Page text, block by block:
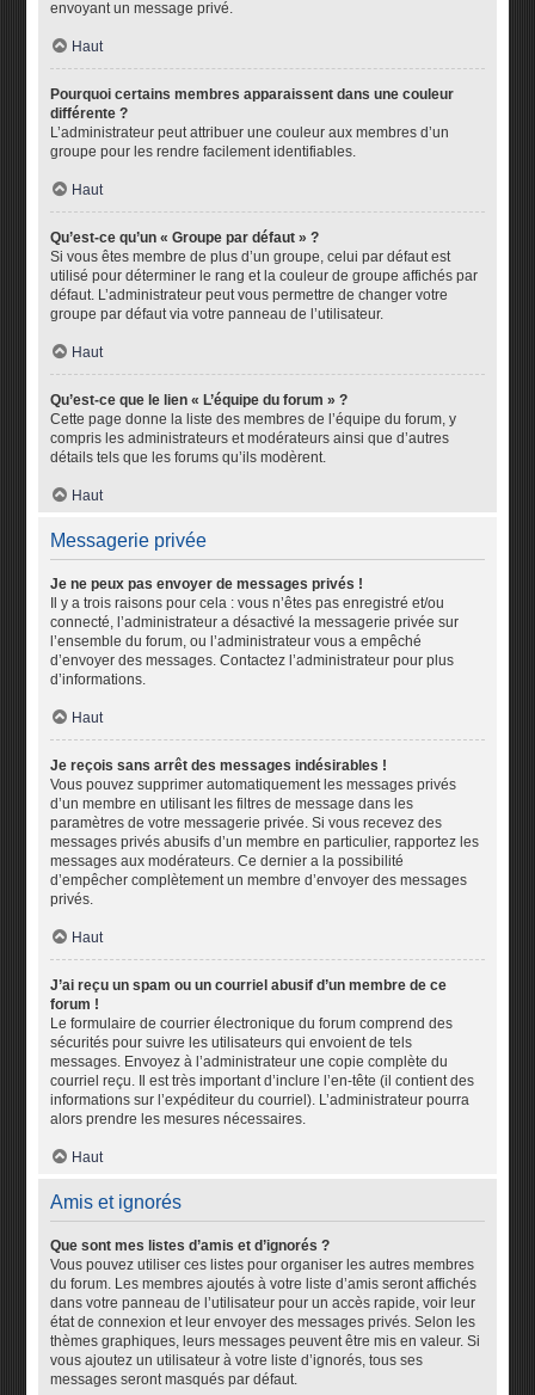
envoyant un message privé.
Haut
Pourquoi certains membres apparaissent dans une couleur
différente ?
L’administrateur peut attribuer une couleur aux membres d’un
groupe pour les rendre facilement identifiables.
Haut
Qu’est-ce qu’un « Groupe par défaut » ?
Si vous êtes membre de plus d’un groupe, celui par défaut est
utilisé pour déterminer le rang et la couleur de groupe affichés par
défaut. L’administrateur peut vous permettre de changer votre
groupe par défaut via votre panneau de l’utilisateur.
Haut
Qu’est-ce que le lien « L’équipe du forum » ?
Cette page donne la liste des membres de l’équipe du forum, y
compris les administrateurs et modérateurs ainsi que d’autres
détails tels que les forums qu’ils modèrent.
Haut
Messagerie privée
Je ne peux pas envoyer de messages privés !
Il y a trois raisons pour cela : vous n’êtes pas enregistré et/ou
connecté, l’administrateur a désactivé la messagerie privée sur
l’ensemble du forum, ou l’administrateur vous a empêché
d’envoyer des messages. Contactez l’administrateur pour plus
d’informations.
Haut
Je reçois sans arrêt des messages indésirables !
Vous pouvez supprimer automatiquement les messages privés
d’un membre en utilisant les filtres de message dans les
paramètres de votre messagerie privée. Si vous recevez des
messages privés abusifs d’un membre en particulier, rapportez les
messages aux modérateurs. Ce dernier a la possibilité
d’empêcher complètement un membre d’envoyer des messages
privés.
Haut
J’ai reçu un spam ou un courriel abusif d’un membre de ce
forum !
Le formulaire de courrier électronique du forum comprend des
sécurités pour suivre les utilisateurs qui envoient de tels
messages. Envoyez à l’administrateur une copie complète du
courriel reçu. Il est très important d’inclure l’en-tête (il contient des
informations sur l’expéditeur du courriel). L’administrateur pourra
alors prendre les mesures nécessaires.
Haut
Amis et ignorés
Que sont mes listes d’amis et d’ignorés ?
Vous pouvez utiliser ces listes pour organiser les autres membres
du forum. Les membres ajoutés à votre liste d’amis seront affichés
dans votre panneau de l’utilisateur pour un accès rapide, voir leur
état de connexion et leur envoyer des messages privés. Selon les
thèmes graphiques, leurs messages peuvent être mis en valeur. Si
vous ajoutez un utilisateur à votre liste d’ignorés, tous ses
messages seront masqués par défaut.